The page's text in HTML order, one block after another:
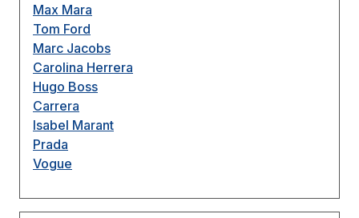
Max Mara
Tom Ford
Marc Jacobs
Carolina Herrera
Hugo Boss
Carrera
Isabel Marant
Prada
Vogue